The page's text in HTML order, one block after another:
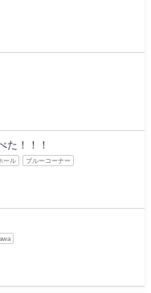
た！！！
ール ブルーコーナー